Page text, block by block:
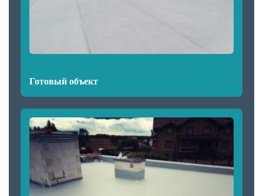
Готовый объект